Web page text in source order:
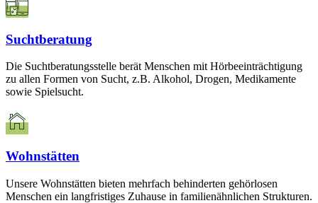
Suchtberatung
Die Suchtberatungsstelle berät Menschen mit Hörbeeinträchtigung
zu allen Formen von Sucht, z.B. Alkohol, Drogen, Medikamente
sowie Spielsucht.
Wohnstätten
Unsere Wohnstätten bieten mehrfach behinderten gehörlosen
Menschen ein langfristiges Zuhause in familienähnlichen Strukturen.